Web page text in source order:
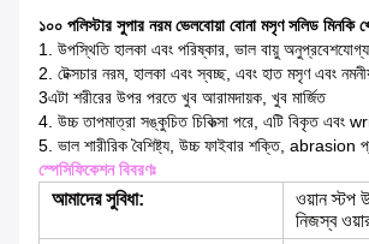
১০০ পলিস্টার সুপার নরম ভেলবোয়া বোনা মসৃণ সলিড মিনকি
1. উপস্থিতি হালকা এবং পরিষ্কার, ভাল বায়ু
2. টেক্সচার নরম, হালকা এবং স্বচ্ছ, এবং হাত মসৃণ এবং
3এটা শরীরের উপর পরতে খুব আরামদায়ক, খুব মার্জিত
4. উচ্চ তাপমাত্রা সঙ্কুচিত চিকিত্সা পরে, এটি বিকৃত এবং
5. ভাল শারীরিক বৈশিষ্ট্য, উচ্চ ফাইবার শক্তি, abrasion
স্পেসিফিকেশন বিবরণঃ
আমাদের সুবিধা:
ওয়ান স্টপ
নিজস্ব